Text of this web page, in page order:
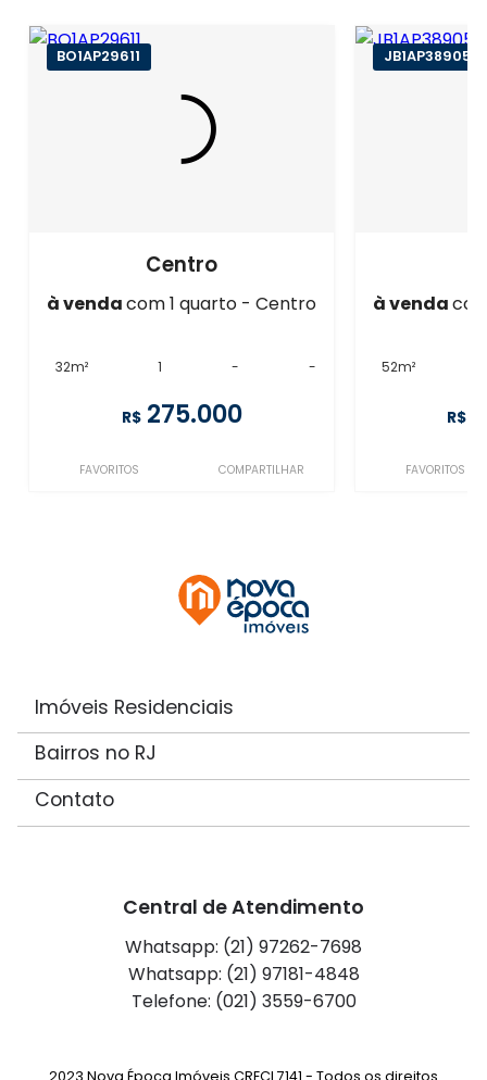
BO1AP29611
Centro
à vendacom 1 quarto - Centro
32m² 1 - -
R$ 275.000
FAVORITOS COMPARTILHAR
JB1AP38905
à venda
52m²
R$
FAVORITOS
Imóveis Residenciais
Bairros no RJ
Contato
Central de Atendimento
Whatsapp: (21) 97262-7698
Whatsapp: (21) 97181-4848
Telefone: (021) 3559-6700
2023 Nova Época Imóveis CRECI 7141 - Todos os direitos